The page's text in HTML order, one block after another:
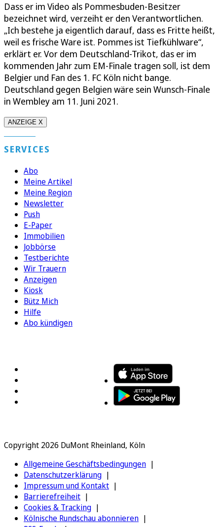
Dass er im Video als Pommesbuden-Besitzer
bezeichnet wird, verzeiht er den Verantwortlichen.
„Ich bestehe ja eigentlich darauf, dass es Fritte heißt,
weil es frische Ware ist. Pommes ist Tiefkühlware“,
erklärt er. Vor dem Deutschland-Trikot, das er im
kommenden Jahr zum EM-Finale tragen soll, ist dem
Belgier und Fan des 1. FC Köln nicht bange.
Deutschland gegen Belgien wäre sein Wunsch-Finale
in Wembley am 11. Juni 2021.
ANZEIGE X
SERVICES
Abo
Meine Artikel
Meine Region
Newsletter
Push
E-Paper
Immobilien
Jobbörse
Testberichte
Wir Trauern
Anzeigen
Kiosk
Bütz Mich
Hilfe
Abo kündigen
Copyright 2026 DuMont Rheinland, Köln
Allgemeine Geschäftsbedingungen
Datenschutzerklärung
Impressum und Kontakt
Barrierefreiheit
Cookies & Tracking
Kölnische Rundschau abonnieren